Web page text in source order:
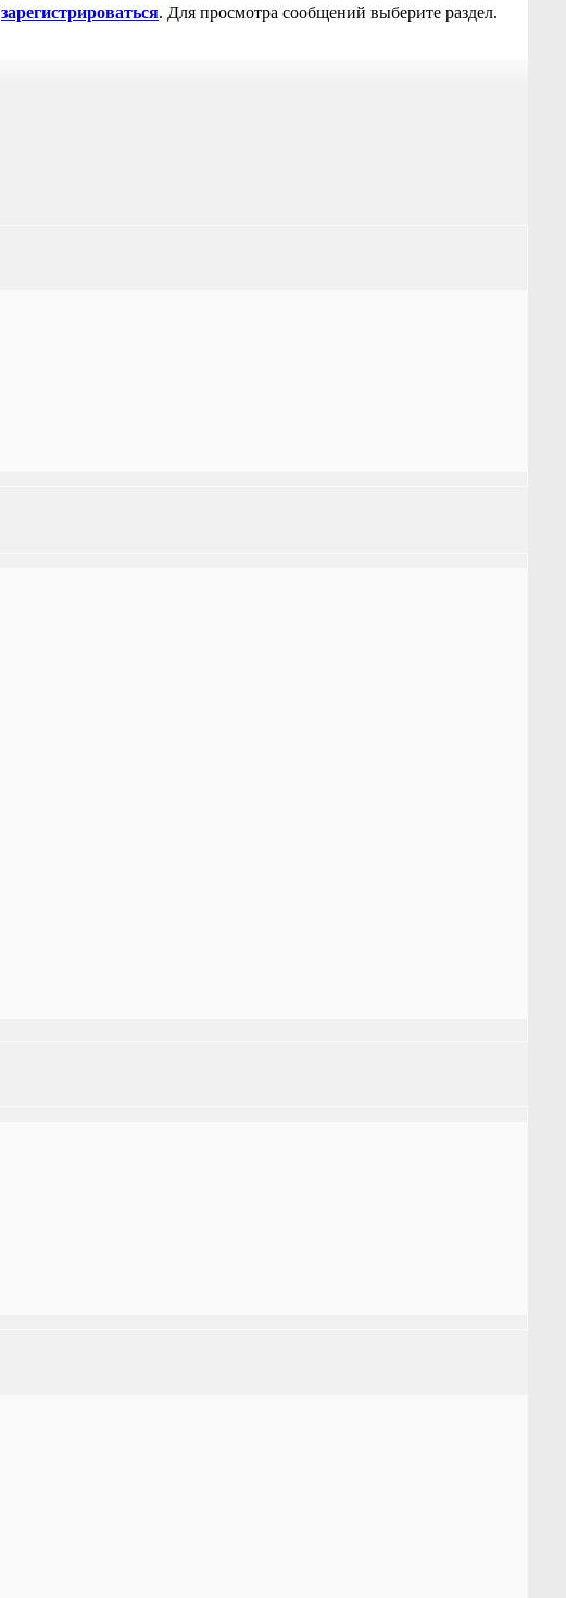
зарегистрироваться. Для просмотра сообщений выберите раздел.